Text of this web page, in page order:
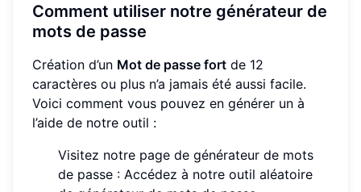
Comment utiliser notre générateur de
mots de passe
Création d’un Mot de passe fort de 12
caractères ou plus n’a jamais été aussi facile.
Voici comment vous pouvez en générer un à
l’aide de notre outil :
Visitez notre page de générateur de mots
de passe : Accédez à notre outil aléatoire